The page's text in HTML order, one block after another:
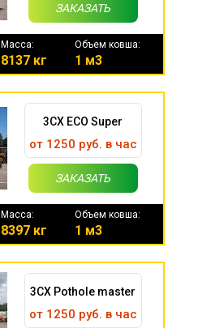
ЗАКАЗАТЬ
Масса:
8137 кг
Объем ковша:
1 м3
3CX ECO Super
от 1250 руб. в час
ЗАКАЗАТЬ
Масса:
8397 кг
Объем ковша:
1 м3
3CX Pothole master
от 1250 руб. в час